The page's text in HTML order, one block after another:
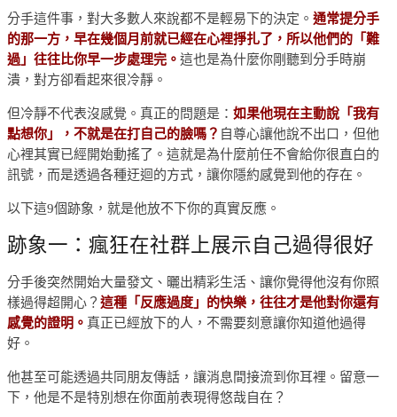
分手這件事，對大多數人來說都不是輕易下的決定。 通常提分手
的那一方，早在幾個月前就已經在心裡掙扎了，所以他們的「難
過」往往比你早一步處理完。 這也是為什麼你剛聽到分手時崩
潰，對方卻看起來很冷靜。
但冷靜不代表沒感覺。真正的問題是： 如果他現在主動說「我有
點想你」，不就是在打自己的臉嗎？ 自尊心讓他說不出口，但他
心裡其實已經開始動搖了。這就是為什麼前任不會給你很直白的
訊號，而是透過各種迂迴的方式，讓你隱約感覺到他的存在。
以下這9個跡象，就是他放不下你的真實反應。
跡象一：瘋狂在社群上展示自己過得很好
分手後突然開始大量發文、曬出精彩生活、讓你覺得他沒有你照
樣過得超開心？ 這種「反應過度」的快樂，往往才是他對你還有
感覺的證明。 真正已經放下的人，不需要刻意讓你知道他過得
好。
他甚至可能透過共同朋友傳話，讓消息間接流到你耳裡。留意一
下，他是不是特別想在你面前表現得悠哉自在？